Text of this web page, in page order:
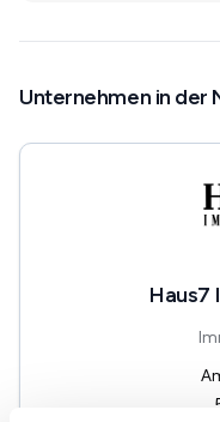
Unternehmen in der
Haus7